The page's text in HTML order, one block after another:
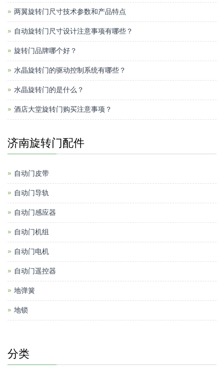
两翼旋转门尺寸技术参数和产品特点
自动旋转门尺寸设计注意事项有哪些？
旋转门品牌哪个好？
水晶旋转门的驱动控制系统有哪些？
水晶旋转门的是什么？
酒店大堂旋转门购买注意事项？
济南旋转门配件
自动门皮带
自动门导轨
自动门感应器
自动门机组
自动门电机
自动门遥控器
地弹簧
地锁
分类